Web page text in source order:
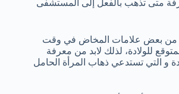
متى تذهب بالفعل إلى المستشفى
من بعض علامات المخاض في وقت
للولادة، لذلك لابد من معرفة
و التي تستدعي ذهاب المرأة الحامل